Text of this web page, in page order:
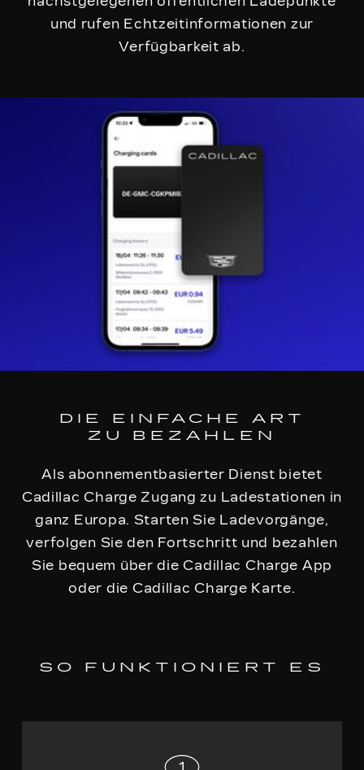
und rufen Echtzeitinformationen zur
Verfügbarkeit ab.
DIE EINFACHE ART
ZU BEZAHLEN
Als abonnementbasierter Dienst bietet
Cadillac Charge Zugang zu Ladestationen in
ganz Europa. Starten Sie Ladevorgänge,
verfolgen Sie den Fortschritt und bezahlen
Sie bequem über die Cadillac Charge App
oder die Cadillac Charge Karte.
SO FUNKTIONIERT ES